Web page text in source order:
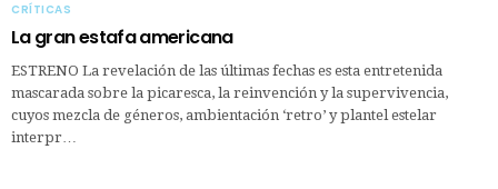
CRÍTICAS
La gran estafa americana
ESTRENO La revelación de las últimas fechas es esta entretenida
mascarada sobre la picaresca, la reinvención y la supervivencia,
cuyos mezcla de géneros, ambientación ‘retro’ y plantel estelar
interpr…